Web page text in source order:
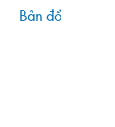
Bản đồ